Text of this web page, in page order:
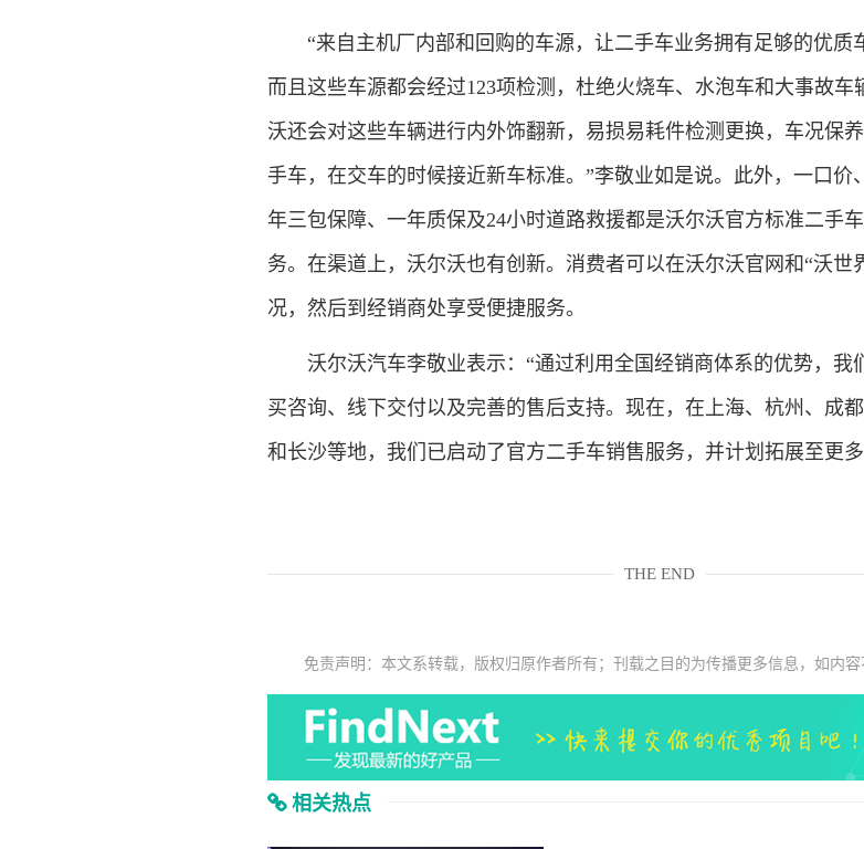
“来自主机厂内部和回购的车源，让二手车业务拥有足够的优质
而且这些车源都会经过123项检测，杜绝火烧车、水泡车和大事故车
沃还会对这些车辆进行内外饰翻新，易损易耗件检测更换，车况保
手车，在交车的时候接近新车标准。”李敬业如是说。此外，一口价
年三包保障、一年质保及24小时道路救援都是沃尔沃官方标准二手
务。在渠道上，沃尔沃也有创新。消费者可以在沃尔沃官网和“沃世
况，然后到经销商处享受便捷服务。
沃尔沃汽车李敬业表示：“通过利用全国经销商体系的优势，我
买咨询、线下交付以及完善的售后支持。现在，在上海、杭州、成
和长沙等地，我们已启动了官方二手车销售服务，并计划拓展至更
THE END
免责声明：本文系转载，版权归原作者所有；刊载之目的为传播更多信息，如内容
相关热点